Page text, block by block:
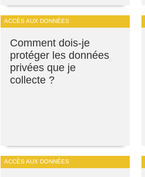
ACCÈS AUX DONNÉES
Comment dois-je
protéger les données
privées que je
collecte ?
ACCÈS AUX DONNÉES